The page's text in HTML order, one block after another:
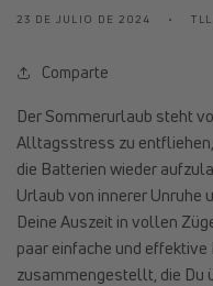
23 DE JULIO DE 2024
Comparte
Der Sommerurlaub steht
Alltagsstress zu
die Batterien wieder
Urlaub von innerer Unruhe
Deine Auszeit in vollen
paar einfache und
zusammengestellt, die Du